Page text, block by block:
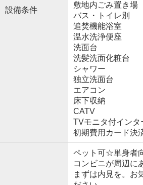
設備条件
敷地内ごみ置き場
バス・トイレ別
追焚機能浴室
温水洗浄便座
洗面台
洗髪洗面化粧台
シャワー
独立洗面台
エアコン
床下収納
CATV
TVモニタ付インタ
初期費用カード決
ペット可☆単身者
コンビニが周辺に
まずは内見を。お